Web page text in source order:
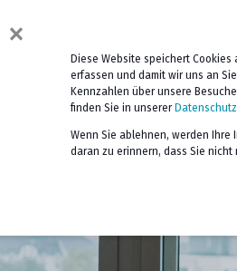
×
Diese Website speichert
erfassen und damit wir uns an
Kennzahlen über unsere
finden Sie in unserer
Wenn Sie ablehnen, werden Ihre
daran zu erinnern, dass Sie